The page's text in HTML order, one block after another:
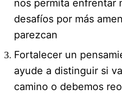
nos permita enfrentar
desafíos por más
parezcan
Fortalecer un
ayude a distinguir si
camino o debemos